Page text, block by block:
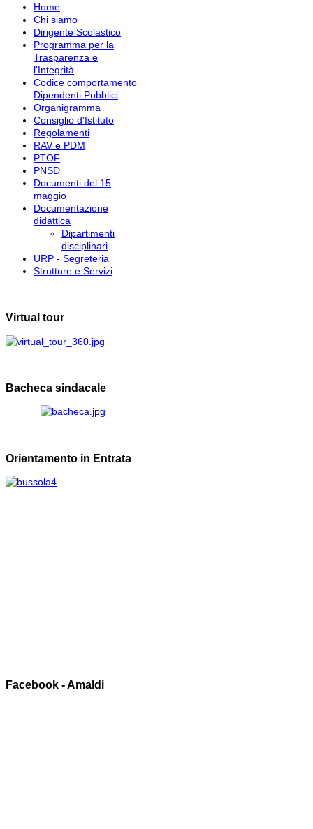
Home
Chi siamo
Dirigente Scolastico
Programma per la
Trasparenza e
l'Integrità
Codice comportamento
Dipendenti Pubblici
Organigramma
Consiglio d'Istituto
Regolamenti
RAV e PDM
PTOF
PNSD
Documenti del 15
maggio
Documentazione
didattica
Dipartimenti
disciplinari
URP - Segreteria
Strutture e Servizi
Virtual tour
Bacheca sindacale
Orientamento in Entrata
Facebook - Amaldi